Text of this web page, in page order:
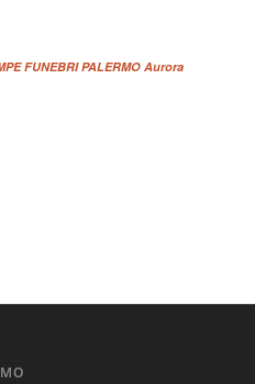
FUNEBRI PALERMO Aurora